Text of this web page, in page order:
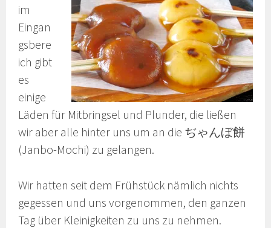
im
Eingan
gsbere
ich gibt
es
einige
Läden für Mitbringsel und Plunder, die ließen
wir aber alle hinter uns um an die ぢゃんぼ餅
(Janbo-Mochi) zu gelangen.
Wir hatten seit dem Frühstück nämlich nichts
gegessen und uns vorgenommen, den ganzen
Tag über Kleinigkeiten zu uns zu nehmen.